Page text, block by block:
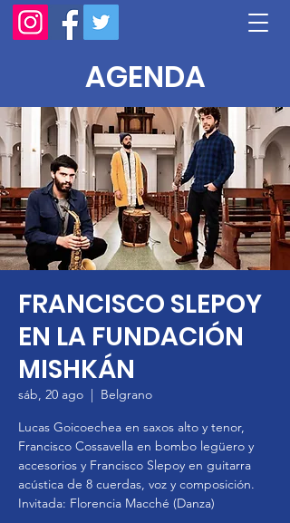
AGENDA
FRANCISCO SLEPOY
EN LA FUNDACIÓN
MISHKÁN
sáb, 20 ago
  |
Belgrano
Lucas Goicoechea en saxos alto y tenor,
Francisco Cossavella en bombo legüero y
accesorios y Francisco Slepoy en guitarra
acústica de 8 cuerdas, voz y composición.
Invitada: Florencia Macché (Danza)